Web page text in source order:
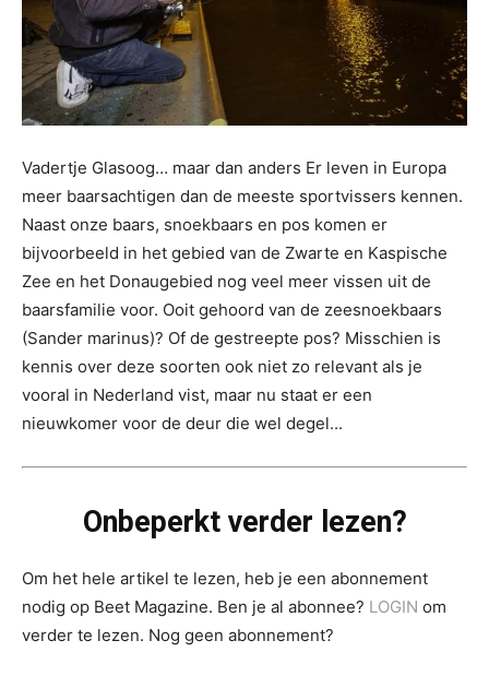
Vadertje Glasoog… maar dan anders Er leven in Europa
meer baarsachtigen dan de meeste sportvissers kennen.
Naast onze baars, snoekbaars en pos komen er
bijvoorbeeld in het gebied van de Zwarte en Kaspische
Zee en het Donaugebied nog veel meer vissen uit de
baarsfamilie voor. Ooit gehoord van de zeesnoekbaars
(Sander marinus)? Of de gestreepte pos? Misschien is
kennis over deze soorten ook niet zo relevant als je
vooral in Nederland vist, maar nu staat er een
nieuwkomer voor de deur die wel degel...
Onbeperkt verder lezen?
Om het hele artikel te lezen, heb je een abonnement
nodig op Beet Magazine. Ben je al abonnee? LOGIN om
verder te lezen. Nog geen abonnement?